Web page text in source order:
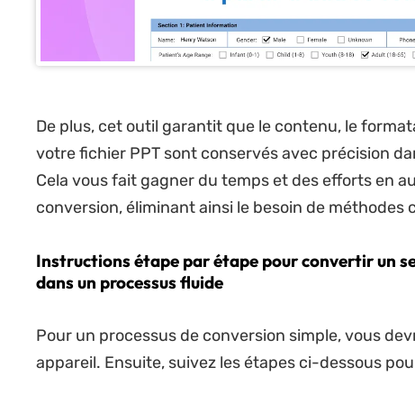
De plus, cet outil garantit que le contenu, le
votre fichier PPT sont conservés avec précision
Cela vous fait gagner du temps et des efforts en
conversion, éliminant ainsi le besoin de méthodes
Instructions étape par étape pour convertir un
dans un processus fluide
Pour un processus de conversion simple, vous
appareil. Ensuite, suivez les étapes ci-dessous